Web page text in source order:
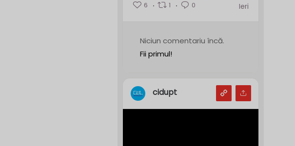
6
1 0 Ieri
Niciun comentariu încă.
Fii primul!
cidupt